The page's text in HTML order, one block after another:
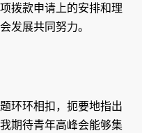
拨款申请上的安排和理
发展共同努力。
环环相扣，扼要地指出
期待青年高峰会能够集